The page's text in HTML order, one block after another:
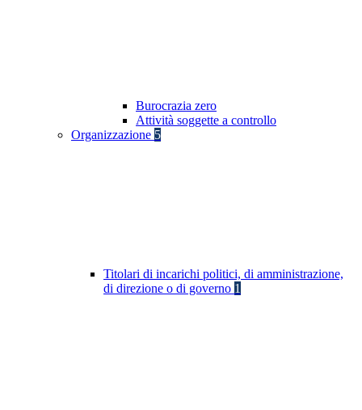
Burocrazia zero
Attività soggette a controllo
Organizzazione 5
Titolari di incarichi politici, di amministrazione,
di direzione o di governo 1